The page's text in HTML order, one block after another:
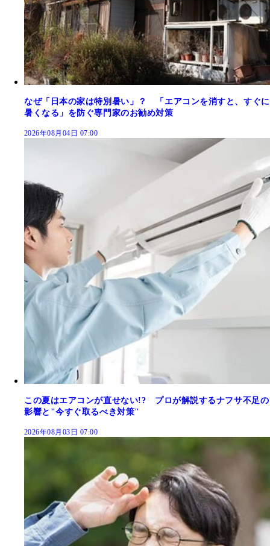
なぜ「日本の家は特別暑い」？ 「エアコンを消すと、すぐに
暑くなる」を防ぐ専門家のお勧め対策
2026年08月04日 07:00
この夏はエアコンが直せない!? プロが解説するナフサ不足の
影響と"今すぐ取るべき対策"
2026年08月03日 07:00